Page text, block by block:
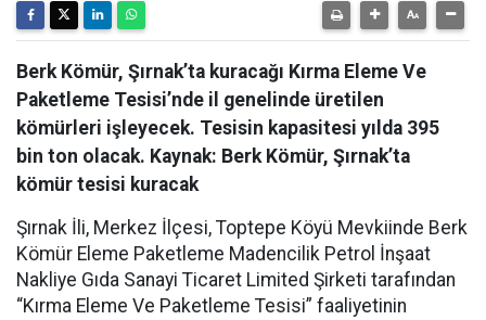
Berk Kömür, Şırnak’ta kuracağı Kırma Eleme Ve
Paketleme Tesisi’nde il genelinde üretilen
kömürleri işleyecek. Tesisin kapasitesi yılda 395
bin ton olacak. Kaynak: Berk Kömür, Şırnak’ta
kömür tesisi kuracak
Şırnak İli, Merkez İlçesi, Toptepe Köyü Mevkiinde Berk
Kömür Eleme Paketleme Madencilik Petrol İnşaat
Nakliye Gıda Sanayi Ticaret Limited Şirketi tarafından
“Kırma Eleme Ve Paketleme Tesisi” faaliyetinin